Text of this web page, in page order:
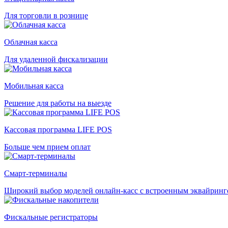
Для торговли в рознице
Облачная касса
Для удаленной фискализации
Мобильная касса
Решение для работы на выезде
Кассовая программа LIFE POS
Больше чем прием оплат
Смарт-терминалы
Широкий выбор моделей онлайн-касс с встроенным
Фискальные регистраторы